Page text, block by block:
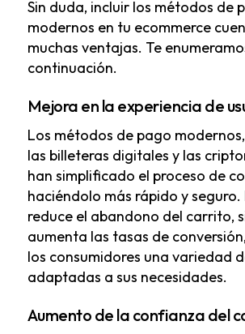
Sin duda, incluir los métodos de
modernos en tu ecommerce
muchas ventajas. Te
continuación.
Mejora en la experiencia de
Los métodos de pago
las billeteras digitales y las
han simplificado el proceso de
haciéndolo más rápido y seguro.
reduce el abandono del carrito,
aumenta las tasas de
los consumidores una variedad
adaptadas a sus necesidades.
Aumento de la confianza del